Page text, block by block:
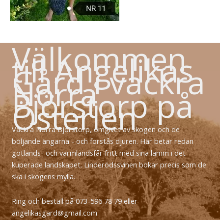
Välkommen
till Angelikas
Gård i vackra
Norra
Björstorp på
Österlen
Vackra Norra Björstorp, omgivet av skogen och de
böljande ängarna - och förstås djuren. Här betar redan
gotlands- och värmlandsfår fritt med sina lamm i det
kuperade landskapet. Linderödssvinen bökar precis som de
ska i skogens mylla.
Ring och beställ på 073-596 78 79 eller
angelikasgard@gmail.com